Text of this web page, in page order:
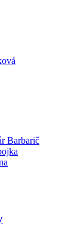
Barbarič